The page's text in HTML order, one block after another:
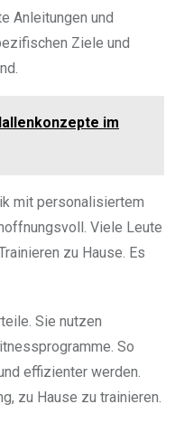
Anleitungen und
Ziele und
im
mit personalisiertem
Viele Leute
zu Hause. Es
Sie nutzen
So
effizienter werden.
zu Hause zu trainieren.